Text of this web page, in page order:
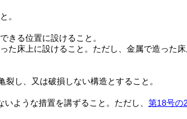
。
きる位置に設けること。
た床上に設けること。 ただし、金属で造った
裂し、又は破損しない構造とすること。
ような措置を講ずること。 ただし、 第18号の